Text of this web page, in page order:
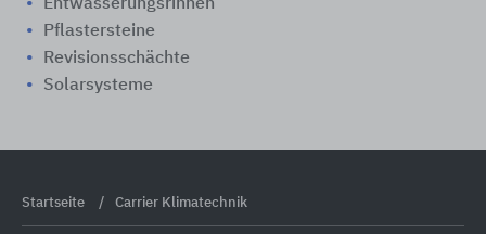
Entwässerungsrinnen
Pflastersteine
Revisionsschächte
Solarsysteme
Startseite Carrier Klimatechnik